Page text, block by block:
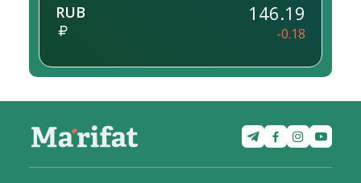
RUB 146.19
-0.18